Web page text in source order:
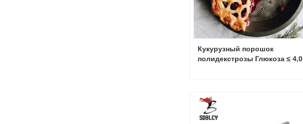
Кукурузный порошок
полидекстрозы Глюкоза ≤ 4,0
Связаться сейчас